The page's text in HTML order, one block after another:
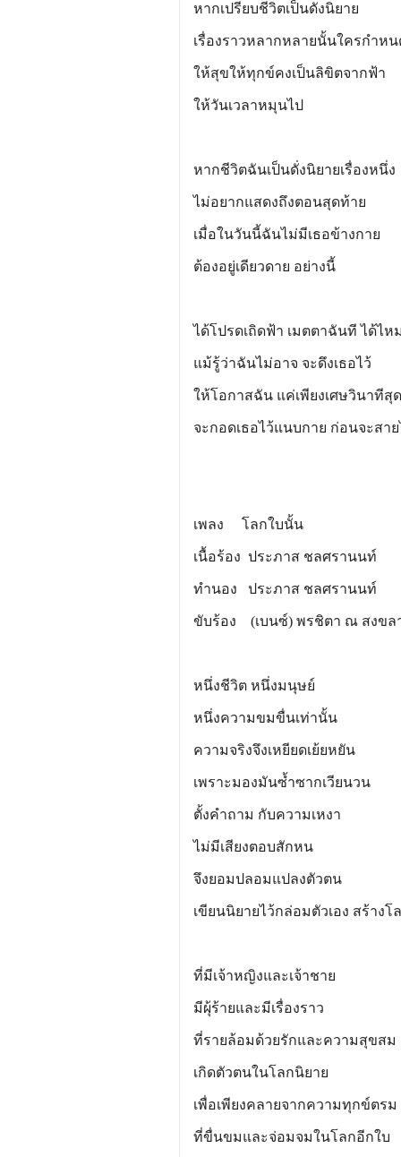
หากเปรียบชีวิตเป็นดังนิยาย
เรื่องราวหลากหลายนั้นใครกำห
ให้สุขให้ทุกข์คงเป็นลิขิตจากฟ้า
ให้วันเวลาหมุนไป
หากชีวิตฉันเป็นดั่งนิยายเรื่องหนึ่ง
ไม่อยากแสดงถึงตอนสุดท้าย
เมื่อในวันนี้ฉันไม่มีเธอข้างกาย
ต้องอยู่เดียวดาย อย่างนี้
ได้โปรดเถิดฟ้า เมตตาฉันที ได้ไห
แม้รู้ว่าฉันไม่อาจ จะดึงเธอไว้
ให้โอกาสฉัน แค่เพียงเศษวินาทีสุ
จะกอดเธอไว้แนบกาย ก่อนจะสา
เพลง โลกใบนั้น
เนื้อร้อง ประภาส ชลศรานนท์
ทำนอง ประภาส ชลศรานนท์
ขับร้อง (เบนซ์) พรชิตา ณ สงขล
หนึ่งชีวิต หนึ่งมนุษย์
หนึ่งความขมขื่นเท่านั้น
ความจริงจึงเหยียดเย้ยหยัน
เพราะมองมันซ้ำซากเวียนวน
ตั้งคำถาม กับความเหงา
ไม่มีเสียงตอบสักหน
จึงยอมปลอมแปลงตัวตน
เขียนนิยายไว้กล่อมตัวเอง สร้างโ
ที่มีเจ้าหญิงและเจ้าชาย
มีผุ้ร้ายและมีเรื่องราว
ที่รายล้อมด้วยรักและความสุขสม
เกิดตัวตนในโลกนิยาย
เพื่อเพียงคลายจากความทุกข์ตรม
ที่ขื่นขมและจ่อมจมในโลกอีกใบ